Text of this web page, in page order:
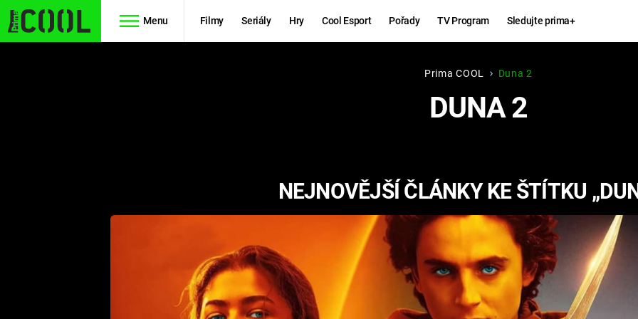
Menu Filmy Seriály Hry Cool Esport Pořady TV Program Sledujte prima+
RYCHLE A
ZBĚSILE 10
PREDÁTOR
KINGDOM
COME:
DELIVERANCE
ESPORT
CHUCK
NORRIS
Prima COOL Duna 2
DUNA 2
NEJNOVĚJŠÍ ČLÁNKY KE ŠTÍTKU